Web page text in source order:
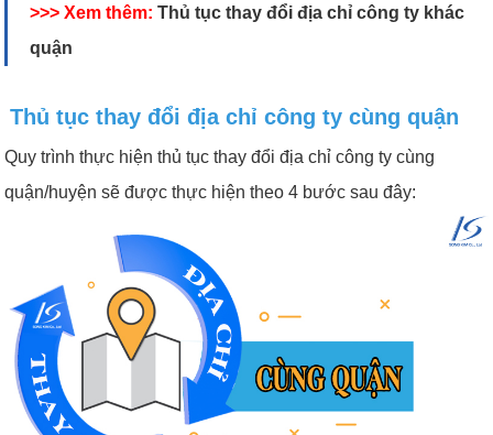
>>> Xem thêm: Thủ tục thay đổi địa chỉ công ty khác
quận
Thủ tục thay đổi địa chỉ công ty cùng quận
Quy trình thực hiện thủ tục thay đổi địa chỉ công ty cùng
quận/huyện sẽ được thực hiện theo 4 bước sau đây: